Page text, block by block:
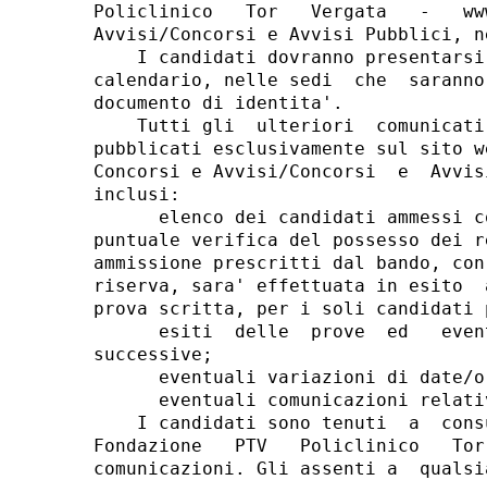
Policlinico   Tor   Vergata   -
Avvisi/Concorsi e Avvisi Pubblici,
I candidati dovranno
calendario, nelle sedi  che
documento di identita'.
Tutti gli  ulteriori
pubblicati esclusivamente sul sito
Concorsi e Avvisi/Concorsi  e
inclusi:
elenco dei candidati ammessi
puntuale verifica del possesso
ammissione prescritti dal bando,
riserva, sara' effettuata in esito
prova scritta, per i soli candidati
esiti  delle  prove  ed
successive;
eventuali variazioni di
eventuali comunicazioni
I candidati sono tenuti  a
Fondazione   PTV   Policlinico
comunicazioni. Gli assenti a